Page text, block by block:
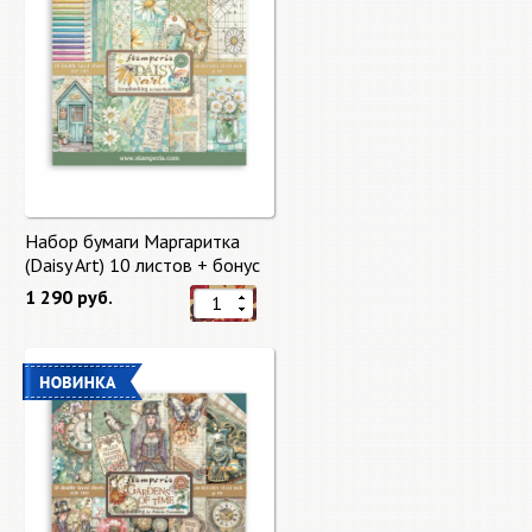
Набор бумаги Маргаритка
(Daisy Art) 10 листов + бонус
от Stamperia
1 290 руб.